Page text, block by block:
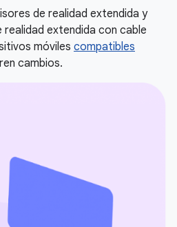
de realidad extendida y
extendida con cable
móviles compatibles
cambios.